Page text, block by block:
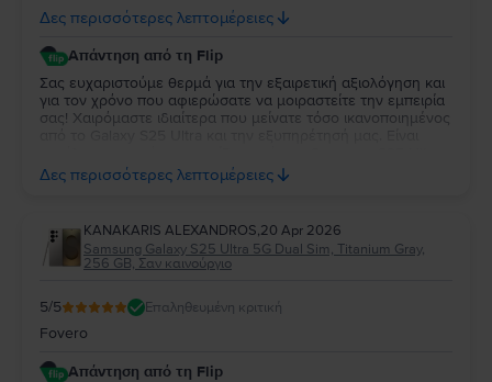
ανεπιφύλακτα να δοκιμάσετε το συγκεκριμένο κατάστημα.
Αν κάτι δεν σας ταιριάζει μπορείτε να επιστρέψετε τη
συσκευή εντός 30 ημερών. Έχω 2 χρόνια εγγύηση από το
flip.gr και επίσης η συσκευή είναι ακόμη εντός της εγγύησης
της samsung. Ένα μεγάλο ευχαριστώ σε όλη την ομάδα του
flip.gr. Η συνολική μου εμπειρία είναι 10+!!
Δες περισσότερες λεπτομέρειες
Απάντηση από τη Flip
Σας ευχαριστούμε θερμά για την εξαιρετική αξιολόγηση και
για τον χρόνο που αφιερώσατε να μοιραστείτε την εμπειρία
σας! Χαιρόμαστε ιδιαίτερα που μείνατε τόσο ικανοποιημένος
ανταποκρίθηκε πλήρως στις προσδοκίες σας και ότι η
συνολική εμπειρία σας με τη Flip ήταν τόσο θετική. Σας
το χαρείτε και θα είμαστε πάντα στη διάθεσή σας για
οτιδήποτε χρειαστείτε στο μέλλον.
Δες περισσότερες λεπτομέρειες
KANAKARIS ALEXANDROS,20 Apr 2026
Samsung Galaxy S25 Ultra 5G Dual Sim, Titanium Gray,
256 GB, Σαν καινούργιο
5/5 Επαληθευμένη κριτική
Fovero
Απάντηση από τη Flip